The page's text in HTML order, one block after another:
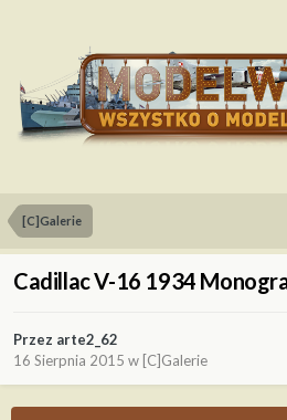
[C]Galerie
Cadillac V-16 1934
Przez arte2_62
16 Sierpnia 2015 w [C]Galerie